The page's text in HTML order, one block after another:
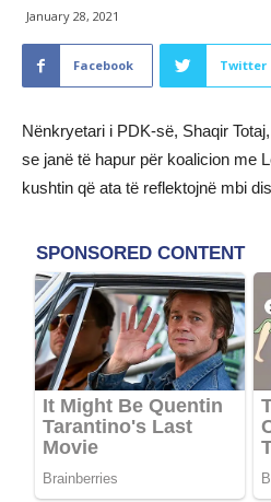
January 28, 2021
Facebook Twitter
Nënkryetari i PDK-së, Shaqir
se janë të hapur për koalicion me
kushtin që ata të reflektojnë mbi